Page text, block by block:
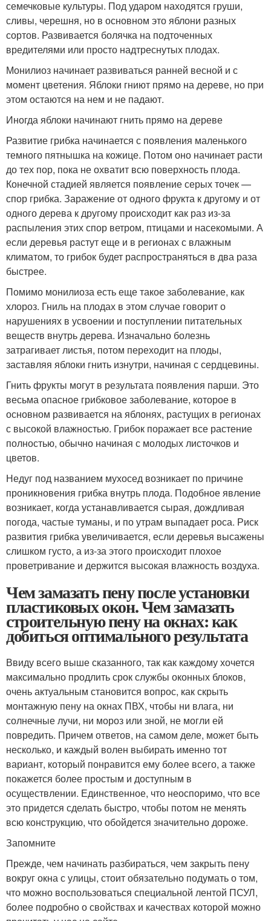
семечковые культуры. Под ударом находятся груши,
сливы, черешня, но в основном это яблони разных
сортов. Развивается болячка на подточенных
вредителями или просто надтреснутых плодах.
Монилиоз начинает развиваться ранней весной и с
момент цветения. Яблоки гниют прямо на дереве, но при
этом остаются на нем и не падают.
Иногда яблоки начинают гнить прямо на дереве
Развитие грибка начинается с появления маленького
темного пятнышка на кожице. Потом оно начинает расти
до тех пор, пока не охватит всю поверхность плода.
Конечной стадией является появление серых точек —
спор грибка. Заражение от одного фрукта к другому и от
одного дерева к другому происходит как раз из-за
распыления этих спор ветром, птицами и насекомыми. А
если деревья растут еще и в регионах с влажным
климатом, то грибок будет распространяться в два раза
быстрее.
Помимо монилиоза есть еще такое заболевание, как
хлороз. Гниль на плодах в этом случае говорит о
нарушениях в усвоении и поступлении питательных
веществ внутрь дерева. Изначально болезнь
затрагивает листья, потом переходит на плоды,
заставляя яблоки гнить изнутри, начиная с сердцевины.
Гнить фрукты могут в результата появления парши. Это
весьма опасное грибковое заболевание, которое в
основном развивается на яблонях, растущих в регионах
с высокой влажностью. Грибок поражает все растение
полностью, обычно начиная с молодых листочков и
цветов.
Недуг под названием мухосед возникает по причине
проникновения грибка внутрь плода. Подобное явление
возникает, когда устанавливается сырая, дождливая
погода, частые туманы, и по утрам выпадает роса. Риск
развития грибка увеличивается, если деревья высажены
слишком густо, а из-за этого происходит плохое
проветривание и держится высокая влажность воздуха.
Чем замазать пену после установки
пластиковых окон. Чем замазать
строительную пену на окнах: как
добиться оптимального результата
Ввиду всего выше сказанного, так как каждому хочется
максимально продлить срок службы оконных блоков,
очень актуальным становится вопрос, как скрыть
монтажную пену на окнах ПВХ, чтобы ни влага, ни
солнечные лучи, ни мороз или зной, не могли ей
повредить. Причем ответов, на самом деле, может быть
несколько, и каждый волен выбирать именно тот
вариант, который понравится ему более всего, а также
покажется более простым и доступным в
осуществлении. Единственное, что неоспоримо, что все
это придется сделать быстро, чтобы потом не менять
всю конструкцию, что обойдется значительно дороже.
Запомните
Прежде, чем начинать разбираться, чем закрыть пену
вокруг окна с улицы, стоит обязательно подумать о том,
что можно воспользоваться специальной лентой ПСУЛ,
более подробно о свойствах и качествах которой можно